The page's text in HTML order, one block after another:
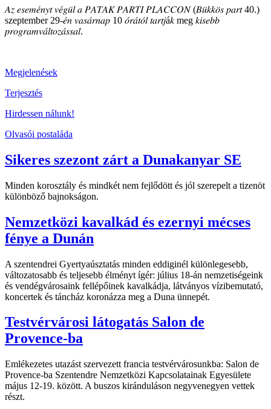
𝐴𝑧 𝑒𝑠𝑒𝑚𝑒́𝑛𝑦𝑡 𝑣𝑒́𝑔𝑢̈𝑙 𝑎 𝑃𝐴𝑇𝐴𝐾 𝑃𝐴𝑅𝑇𝐼 𝑃𝐿𝐴𝐶𝐶𝑂𝑁 (𝐵𝑢̈𝑘𝑘𝑜̈𝑠 𝑝𝑎𝑟𝑡 40.)
szeptember 29-𝑒́𝑛 𝑣𝑎𝑠𝑎́𝑟𝑛𝑎𝑝 10 𝑜́𝑟𝑎́𝑡𝑜́𝑙 𝑡𝑎𝑟𝑡𝑗á𝑘 meg 𝑘𝑖𝑠𝑒𝑏𝑏
𝑝𝑟𝑜𝑔𝑟𝑎𝑚𝑣𝑎́𝑙𝑡𝑜𝑧𝑎́𝑠𝑠𝑎𝑙.
Megjelenések
Terjesztés
Hirdessen nálunk!
Olvasói postaláda
Sikeres szezont zárt a Dunakanyar SE
Minden korosztály és mindkét nem fejlődött és jól szerepelt a tizenöt
különböző bajnokságon.
Nemzetközi kavalkád és ezernyi mécses
fénye a Dunán
A szentendrei Gyertyaúsztatás minden eddiginél különlegesebb,
változatosabb és teljesebb élményt ígér: július 18-án nemzetiségeink
és vendégvárosaink fellépőinek kavalkádja, látványos vízibemutató,
koncertek és táncház koronázza meg a Duna ünnepét.
Testvérvárosi látogatás Salon de
Provence-ba
Emlékezetes utazást szervezett francia testvérvárosunkba: Salon de
Provence-ba Szentendre Nemzetközi Kapcsolatainak Egyesülete
május 12-19. között. A buszos kiránduláson negyvenegyen vettek
részt.